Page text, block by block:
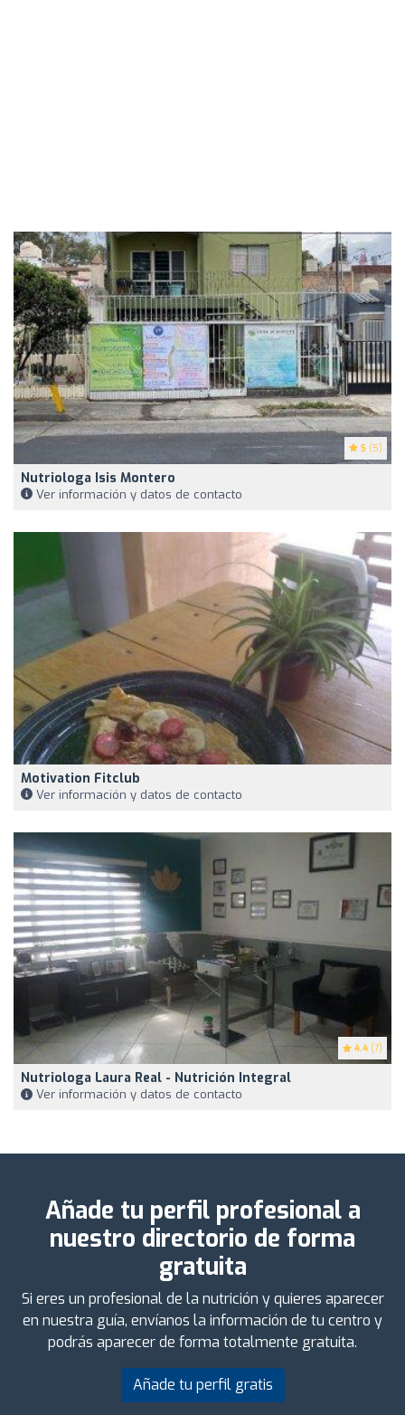
5 (5)
Nutriologa Isis Montero
Ver información y datos de contacto
Motivation Fitclub
Ver información y datos de contacto
4.4 (7)
Nutriologa Laura Real - Nutrición Integral
Ver información y datos de contacto
Añade tu perfil profesional a
nuestro directorio de forma
gratuita
Si eres un profesional de la nutrición y quieres aparecer
en nuestra guía, envíanos la información de tu centro y
podrás aparecer de forma totalmente gratuita.
Añade tu perfil gratis